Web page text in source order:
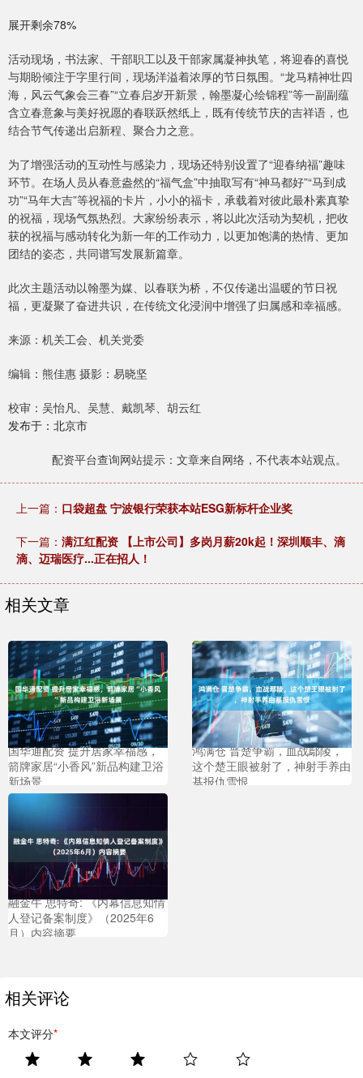
展开剩余78%
活动现场，书法家、干部职工以及干部家属凝神执笔，将迎春的喜悦
与期盼倾注于字里行间，现场洋溢着浓厚的节日氛围。“龙马精神壮四
海，风云气象会三春”“立春启岁开新景，翰墨凝心绘锦程”等一副副蕴
含立春意象与美好祝愿的春联跃然纸上，既有传统节庆的吉祥语，也
结合节气传递出启新程、聚合力之意。
为了增强活动的互动性与感染力，现场还特别设置了“迎春纳福”趣味
环节。在场人员从春意盎然的“福气盒”中抽取写有“神马都好”“马到成
功”“马年大吉”等祝福的卡片，小小的福卡，承载着对彼此最朴素真挚
的祝福，现场气氛热烈。大家纷纷表示，将以此次活动为契机，把收
获的祝福与感动转化为新一年的工作动力，以更加饱满的热情、更加
团结的姿态，共同谱写发展新篇章。
此次主题活动以翰墨为媒、以春联为桥，不仅传递出温暖的节日祝
福，更凝聚了奋进共识，在传统文化浸润中增强了归属感和幸福感。
来源：机关工会、机关党委
编辑：熊佳惠 摄影：易晓坚
校审：吴怡凡、吴慧、戴凯琴、胡云红
发布于：北京市
配资平台查询网站提示：文章来自网络，不代表本站观点。
上一篇： 口袋超盘 宁波银行荣获本站ESG新标杆企业奖
下一篇： 满江红配资 【上市公司】多岗月薪20k起！深圳顺丰、滴
滴、迈瑞医疗...正在招人！
相关文章
国华通配资 提升居家幸福感，
箭牌家居“小香风”新品构建卫浴
新场景
鸿满仓 晋楚争霸，血战鄢陵，
这个楚王眼被射了，神射手养由
基报仇雪恨
融金牛 思特奇: 《内幕信息知情
人登记备案制度》（2025年6
月）内容摘要
相关评论
本文评分*